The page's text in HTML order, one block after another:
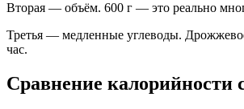
Вторая — объём. 600 г — это реально
Третья — медленные углеводы. Дрожжевое
час.
Сравнение